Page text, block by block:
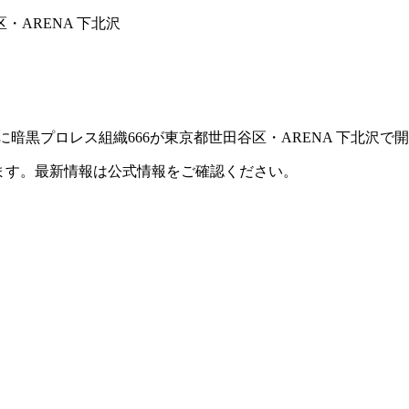
・ARENA 下北沢
暗黒プロレス組織666が東京都世田谷区・ARENA 下北沢で
。最新情報は公式情報をご確認ください。